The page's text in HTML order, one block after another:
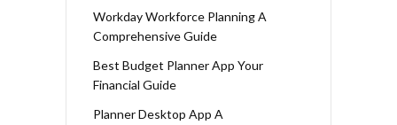
Workday Workforce Planning A
Comprehensive Guide
Best Budget Planner App Your
Financial Guide
Planner Desktop App A